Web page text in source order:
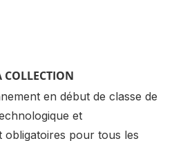
COLLECTION
en début de classe de
et
obligatoires pour tous les